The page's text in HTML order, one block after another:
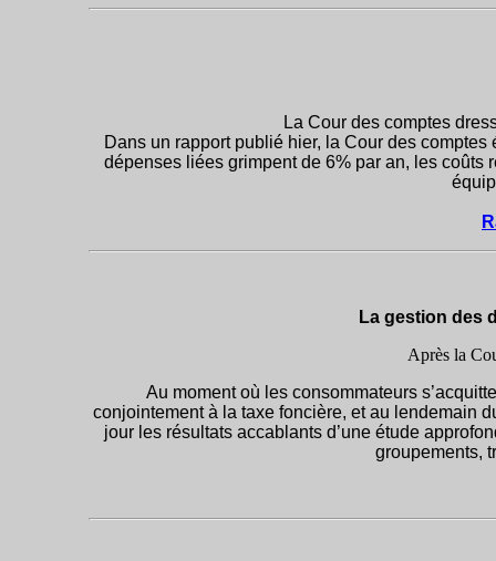
La Cour des comptes
Dans un rapport publié hier, la Cour des
dépenses liées grimpent de 6% par an, les coûts
La gestion des
Après la
Au moment où les consommateurs
conjointement à la taxe foncière, et au lendemain
jour les résultats accablants d’une étude
groupements,